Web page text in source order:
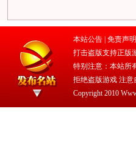
本站公告 | 免责声明
打击盗版支持正版
特别注意：本站所
拒绝盗版游戏 注
Copyright 2010